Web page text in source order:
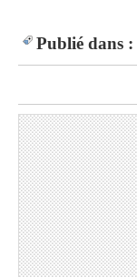
Publié dans :